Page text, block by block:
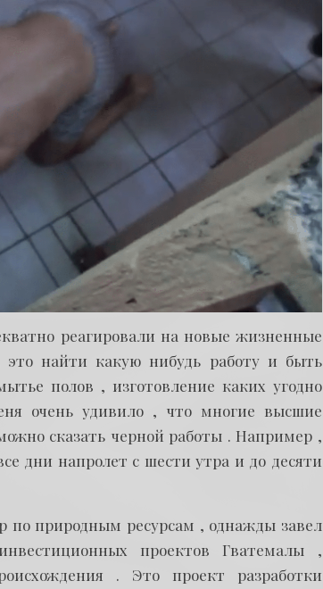
реагировали на новые жизненные
это найти какую нибудь работу и быть
полов , изготовление каких угодно
очень удивило , что многие высшие
сказать черной работы . Например ,
дни напролет с шести утра и до десяти
природным ресурсам , однажды завел
проектов Гватемалы ,
. Это проект разработки